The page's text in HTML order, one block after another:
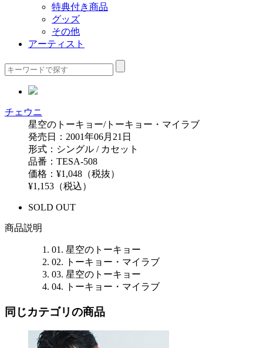
特典付き商品
グッズ
その他
アーティスト
チェウニ
星空のトーキョー/トーキョー・マイラブ
発売日：2001年06月21日
形式：シングル / カセット
品番：TESA-508
価格：¥1,048（税抜）
¥1,153（税込）
SOLD OUT
商品説明
01. 星空のトーキョー
02. トーキョー・マイラブ
03. 星空のトーキョー
04. トーキョー・マイラブ
同じカテゴリの商品